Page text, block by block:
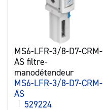
MS6-LFR-3/8-D7-CRM-
AS filtre-
manodétendeur
MS6-LFR-3/8-D7-CRM-
AS
| 529224